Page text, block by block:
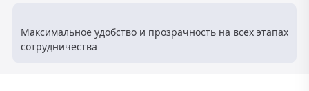
Максимальное удобство и прозрачность на всех этапах
сотрудничества